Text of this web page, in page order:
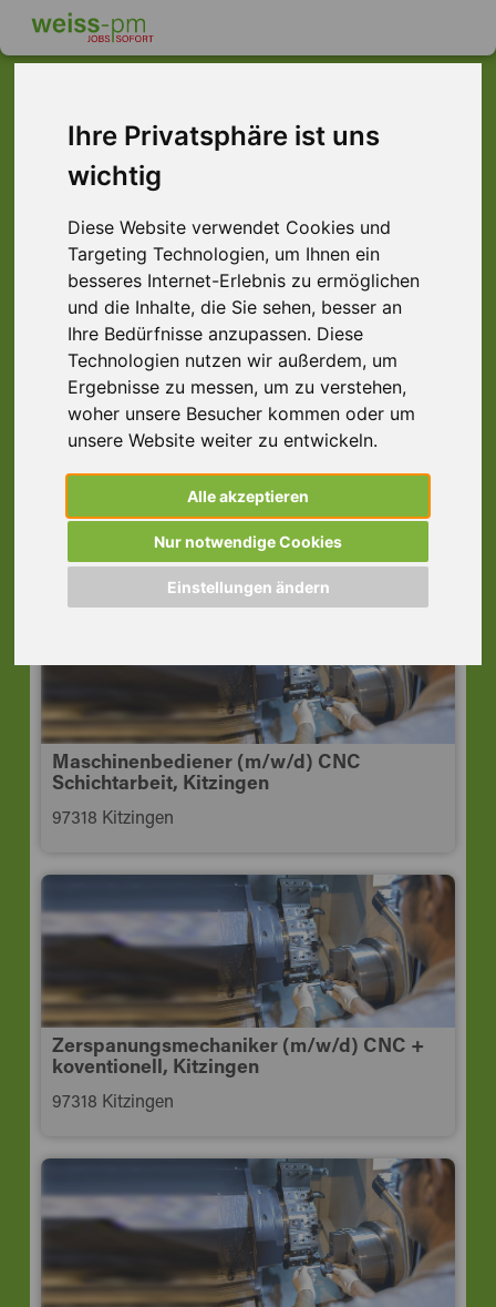
Ihre Privatsphäre ist uns
wichtig
Diese Website verwendet Cookies und
Targeting Technologien, um Ihnen ein
besseres Internet-Erlebnis zu ermöglichen
und die Inhalte, die Sie sehen, besser an
Ihre Bedürfnisse anzupassen. Diese
Technologien nutzen wir außerdem, um
Ergebnisse zu messen, um zu verstehen,
woher unsere Besucher kommen oder um
unsere Website weiter zu entwickeln.
Alle akzeptieren
Nur notwendige Cookies
Einstellungen ändern
Dieser Job ist leider
nicht mehr verfügbar ...
... aber vielleicht ist hier etwas dabei:
CNC-Dreher (m/w/d) CNC-Fräser,
97421 Schweinfurt
Maschinenbediener (m/w/d) CNC
Schichtarbeit, Kitzingen
97318 Kitzingen
Zerspanungsmechaniker (m/w/d) CNC +
koventionell, Kitzingen
97318 Kitzingen